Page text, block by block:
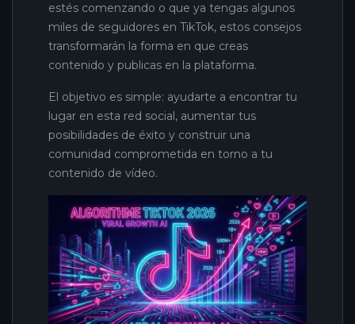
estés comenzando o que ya tengas algunos
miles de seguidores en TikTok, estos consejos
transformarán la forma en que creas
contenido y publicas en la plataforma.
El objetivo es simple: ayudarte a encontrar tu
lugar en esta red social, aumentar tus
posibilidades de éxito y construir una
comunidad comprometida en torno a tu
contenido de vídeo.